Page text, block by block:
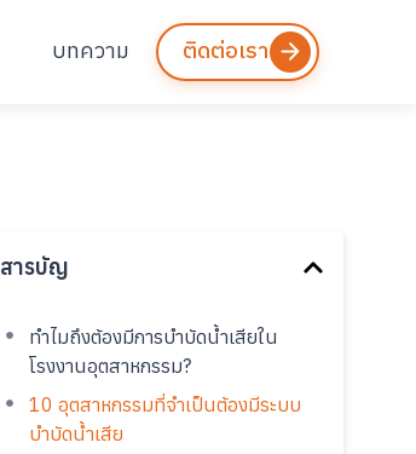
บทความ ติดต่อเรา
สารบัญ
ทำไมถึงต้องมีการบำบัดน้ำเสียใน
โรงงานอุตสาหกรรม?
10 อุตสาหกรรมที่จำเป็นต้องมีระบบ
บำบัดน้ำเสีย